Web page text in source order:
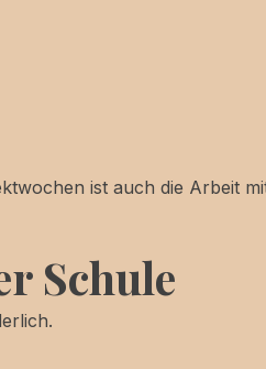
ist auch die Arbeit
Schule